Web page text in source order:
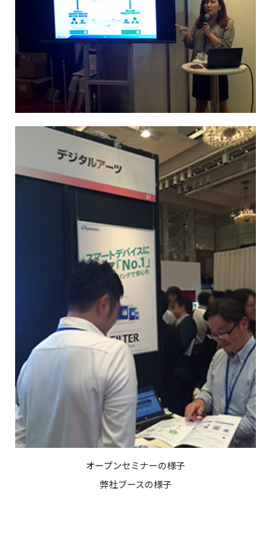
オープンセミナーの様子
弊社ブースの様子